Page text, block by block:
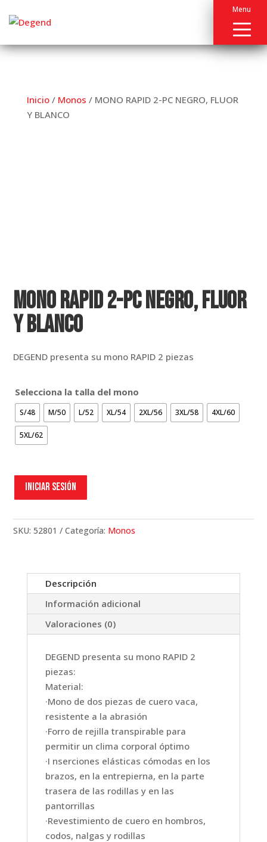
Menu
Inicio/ Monos / MONO RAPID 2-PC NEGRO, FLUOR
Y BLANCO
MONO RAPID 2-PC NEGRO, FLUOR
Y BLANCO
DEGEND presenta su mono RAPID 2 piezas
Selecciona la talla del mono
S/48 M/50 L/52 XL/54 2XL/56 3XL/58 4XL/60
5XL/62
Iniciar sesión
SKU:52801 Categoría: Monos
Descripción
Información adicional
Valoraciones (0)
DEGEND presenta su mono RAPID 2
piezas:
Material:
·Mono de dos piezas de cuero vaca,
resistente a la abrasión
·Forro de rejilla transpirable para
permitir un clima corporal óptimo
·I nserciones elásticas cómodas en los
brazos, en la entrepierna, en la parte
trasera de las rodillas y en las
pantorrillas
·Revestimiento de cuero en hombros,
codos, nalgas y rodillas